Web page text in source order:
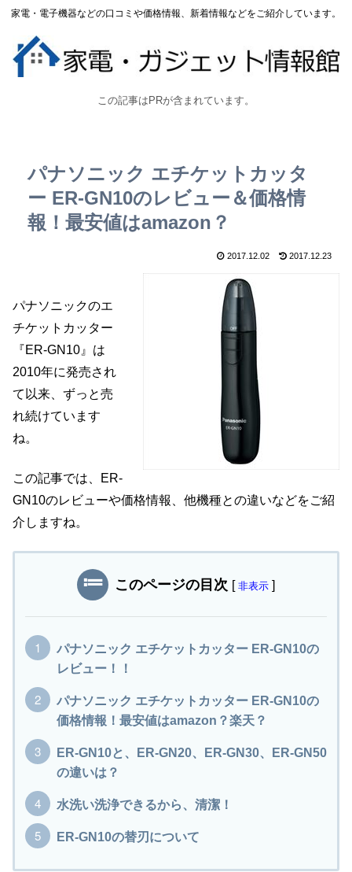
家電・電子機器などの口コミや価格情報、新着情報などをご紹介しています。
この記事はPRが含まれています。
パナソニック エチケットカッタ
ー ER-GN10のレビュー＆価格情
報！最安値はamazon？
2017.12.02 2017.12.23
パナソニックのエ
チケットカッター
『ER-GN10』は
2010年に発売され
て以来、ずっと売
れ続けています
ね。
この記事では、ER-
GN10のレビューや価格情報、他機種との違いなどをご紹
介しますね。
このページの目次 [ 非表示 ]
パナソニック エチケットカッター ER-GN10の
レビュー！！
パナソニック エチケットカッター ER-GN10の
価格情報！最安値はamazon？楽天？
ER-GN10と、ER-GN20、ER-GN30、ER-GN50
の違いは？
水洗い洗浄できるから、清潔！
ER-GN10の替刃について